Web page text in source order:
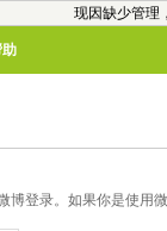
现因缺少管理
登录。如果你是使用